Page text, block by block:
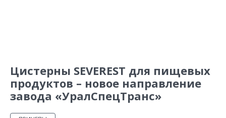
Цистерны SEVEREST для пищевых
продуктов – новое направление
завода «УралСпецТранс»